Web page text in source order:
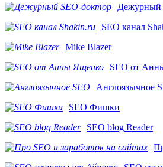
Дежурный
SEO канал
Mike Blazer
SEO от
Англоязычное
SEO Фишки
SEO blog Reader